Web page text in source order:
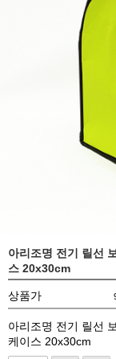
아리조명 전기 릴선
스 20x30cm
상품가
아리조명 전기 릴선
케이스 20x30cm